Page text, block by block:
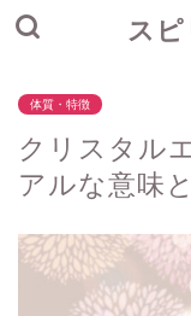
ス
体質・特徴
クリスタル
アルな意味